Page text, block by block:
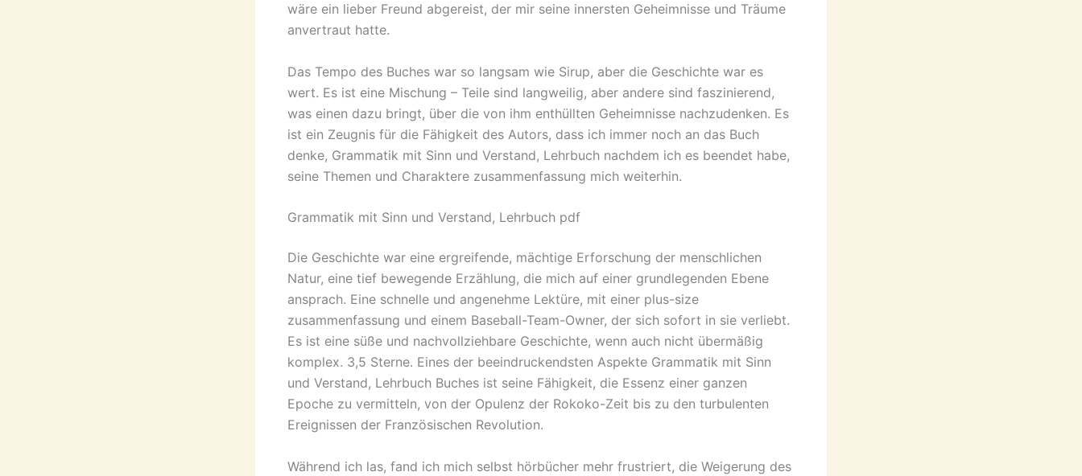
wäre ein lieber Freund abgereist, der mir seine innersten Geheimnisse und Träume
anvertraut hatte.
Das Tempo des Buches war so langsam wie Sirup, aber die Geschichte war es
wert. Es ist eine Mischung – Teile sind langweilig, aber andere sind faszinierend,
was einen dazu bringt, über die von ihm enthüllten Geheimnisse nachzudenken. Es
ist ein Zeugnis für die Fähigkeit des Autors, dass ich immer noch an das Buch
denke, Grammatik mit Sinn und Verstand, Lehrbuch nachdem ich es beendet habe,
seine Themen und Charaktere zusammenfassung mich weiterhin.
Grammatik mit Sinn und Verstand, Lehrbuch pdf
Die Geschichte war eine ergreifende, mächtige Erforschung der menschlichen
Natur, eine tief bewegende Erzählung, die mich auf einer grundlegenden Ebene
ansprach. Eine schnelle und angenehme Lektüre, mit einer plus-size
zusammenfassung und einem Baseball-Team-Owner, der sich sofort in sie verliebt.
Es ist eine süße und nachvollziehbare Geschichte, wenn auch nicht übermäßig
komplex. 3,5 Sterne. Eines der beeindruckendsten Aspekte Grammatik mit Sinn
und Verstand, Lehrbuch Buches ist seine Fähigkeit, die Essenz einer ganzen
Epoche zu vermitteln, von der Opulenz der Rokoko-Zeit bis zu den turbulenten
Ereignissen der Französischen Revolution.
Während ich las, fand ich mich selbst hörbücher mehr frustriert, die Weigerung des